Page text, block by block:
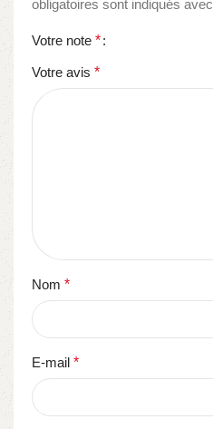
obligatoires sont indiqués avec
Votre note *
Votre avis *
Nom *
E-mail *